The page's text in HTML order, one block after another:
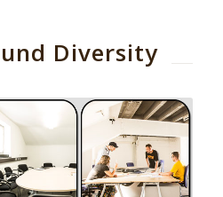
Diversity